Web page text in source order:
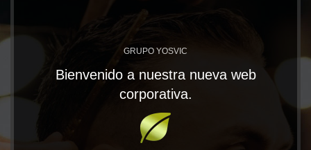
GRUPO YOSVIC
Bienvenido a nuestra nueva web
corporativa.